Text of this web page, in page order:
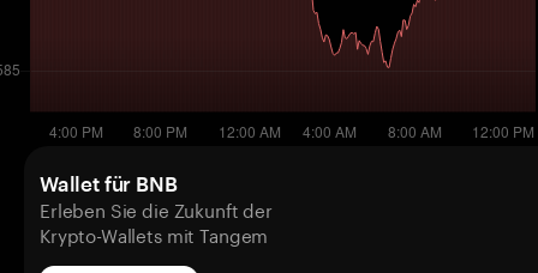
Wallet für BNB
Erleben Sie die Zukunft der
Krypto-Wallets mit Tangem